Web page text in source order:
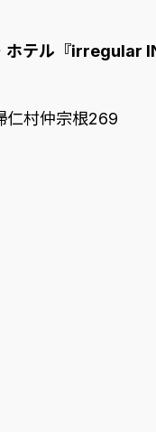
ホテル『irregular
仁村仲宗根269